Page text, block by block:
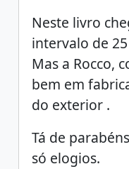
Neste livro
intervalo de
Mas a Rocco,
bem em
do exterior .
Tá de
só elogios.